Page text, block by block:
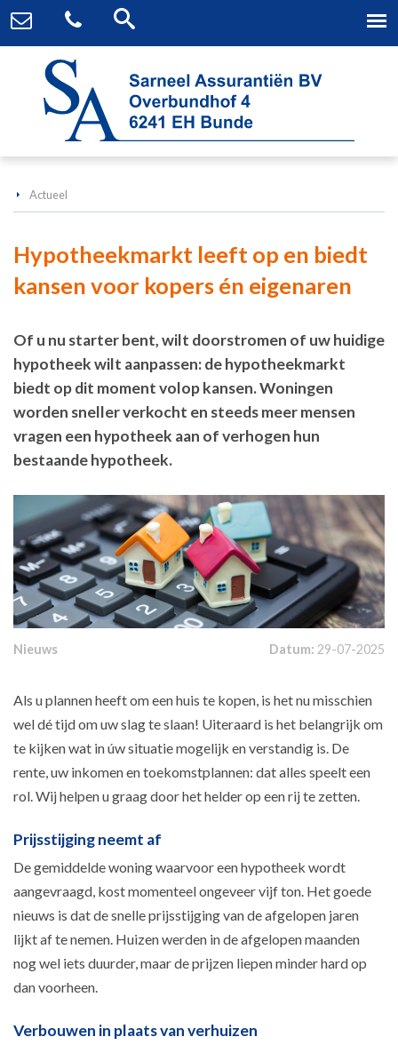
Actueel
Hypotheekmarkt leeft op en biedt
kansen voor kopers én eigenaren
Of u nu starter bent, wilt doorstromen of uw huidige
hypotheek wilt aanpassen: de hypotheekmarkt
biedt op dit moment volop kansen. Woningen
worden sneller verkocht en steeds meer mensen
vragen een hypotheek aan of verhogen hun
bestaande hypotheek.
Nieuws Datum: 29-07-2025
Als u plannen heeft om een huis te kopen, is het nu misschien
wel dé tijd om uw slag te slaan! Uiteraard is het belangrijk om
te kijken wat in úw situatie mogelijk en verstandig is. De
rente, uw inkomen en toekomstplannen: dat alles speelt een
rol. Wij helpen u graag door het helder op een rij te zetten.
Prijsstijging neemt af
De gemiddelde woning waarvoor een hypotheek wordt
aangevraagd, kost momenteel ongeveer vijf ton. Het goede
nieuws is dat de snelle prijsstijging van de afgelopen jaren
lijkt af te nemen. Huizen werden in de afgelopen maanden
nog wel iets duurder, maar de prijzen liepen minder hard op
dan voorheen.
Verbouwen in plaats van verhuizen